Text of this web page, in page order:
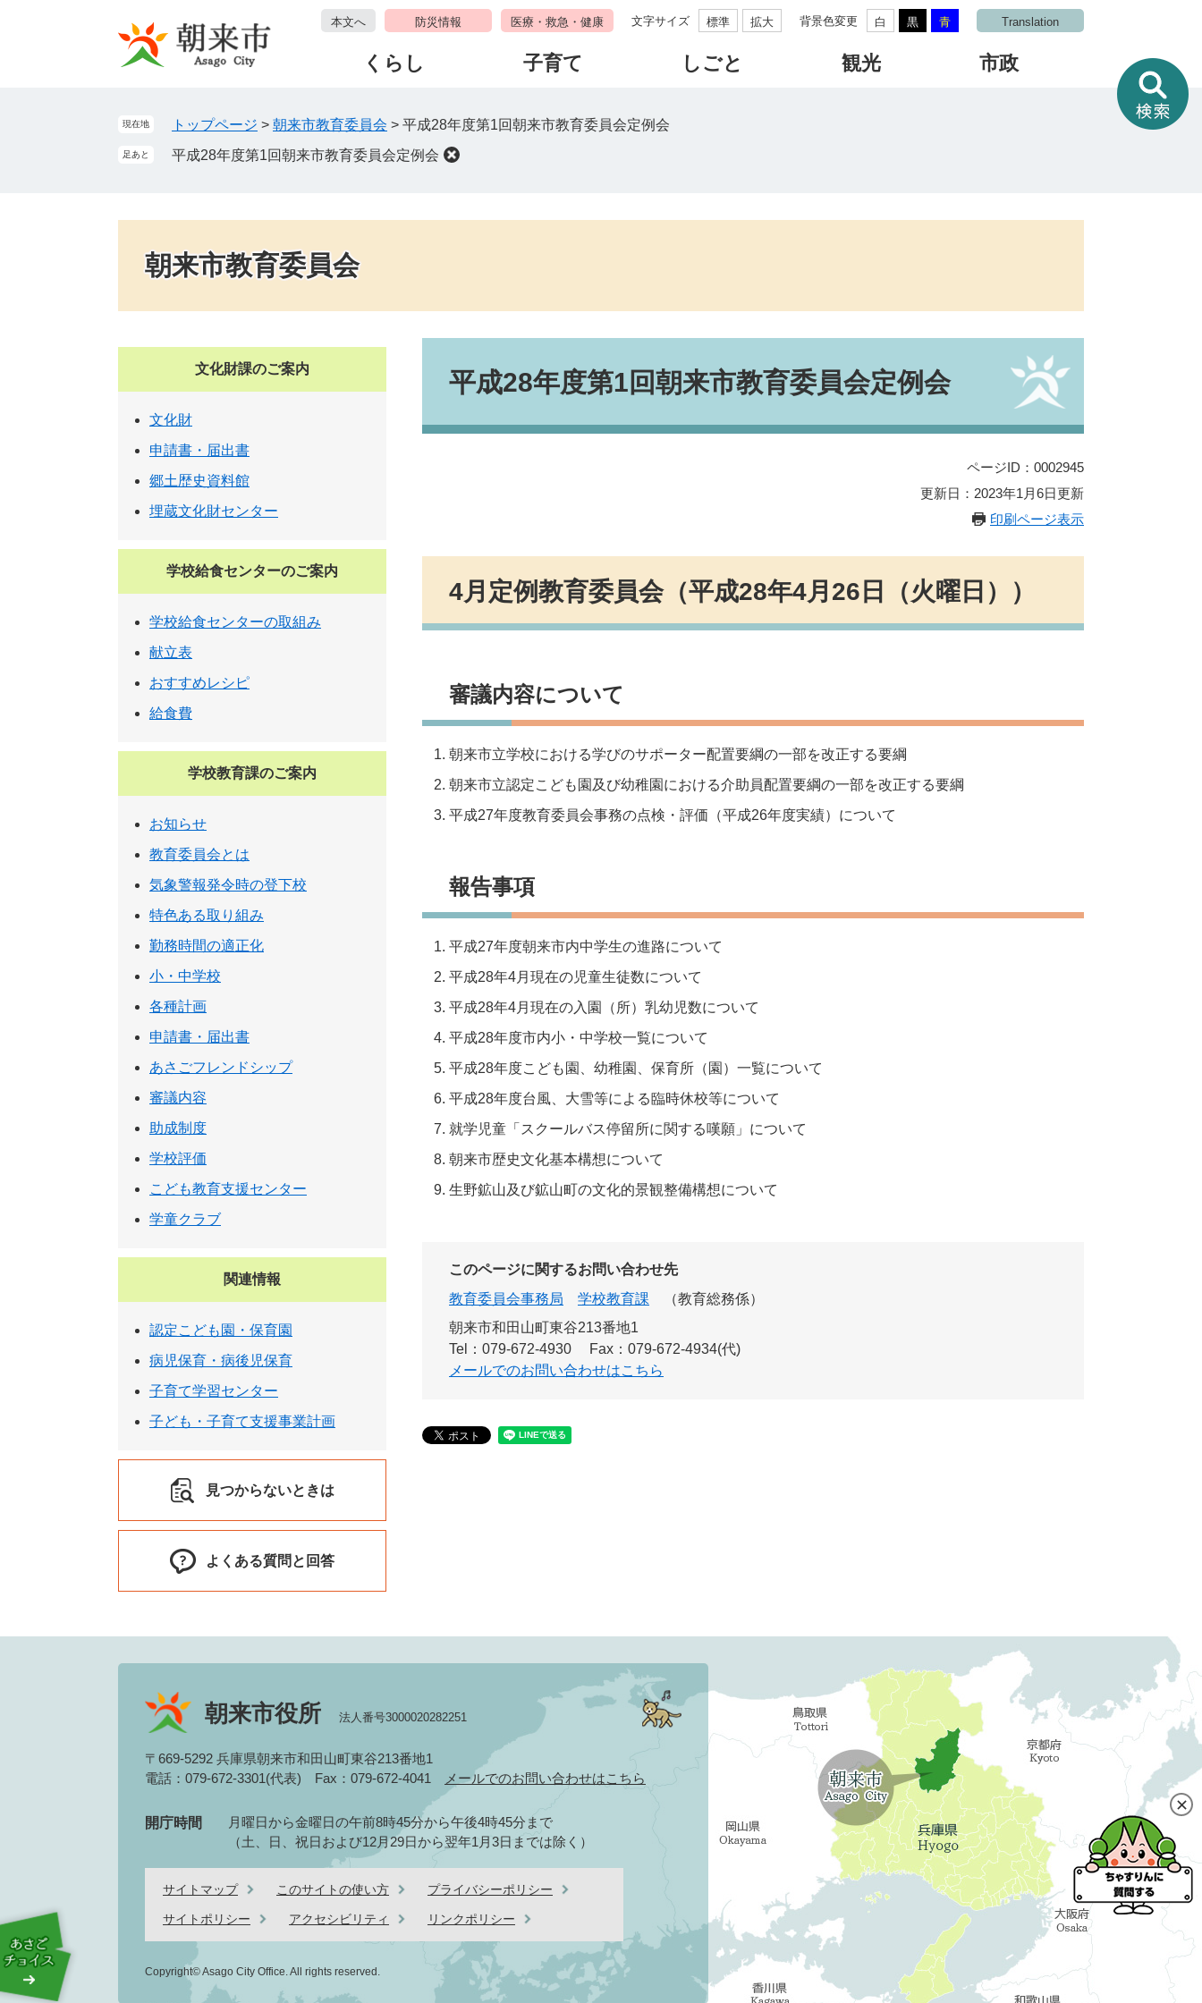
本文へ 防災情報 医療・救急・健康 文字サイズ 標準 拡大 背景色変更 白 黒 青 Translation
くらし 子育て しごと 観光 市政
情
報
を
現在地 トップページ > 朝来市教育委員会 > 平成28年度第1回朝来市教育委員会定例会
足あと 平成28年度第1回朝来市教育委員会定例会
朝来市教育委員会
平成28年度第1回朝来市教育委員会定例会
ページID：0002945
更新日：2023年1月6日更新
印刷ページ表示
4月定例教育委員会（平成28年4月26日（火曜日））
審議内容について
朝来市立学校における学びのサポーター配置要綱の一部を改正する要綱
朝来市立認定こども園及び幼稚園における介助員配置要綱の一部を改正する要綱
平成27年度教育委員会事務の点検・評価（平成26年度実績）について
報告事項
平成27年度朝来市内中学生の進路について
平成28年4月現在の児童生徒数について
平成28年4月現在の入園（所）乳幼児数について
平成28年度市内小・中学校一覧について
平成28年度こども園、幼稚園、保育所（園）一覧について
平成28年度台風、大雪等による臨時休校等について
就学児童「スクールバス停留所に関する嘆願」について
朝来市歴史文化基本構想について
生野鉱山及び鉱山町の文化的景観整備構想について
このページに関するお問い合わせ先
教育委員会事務局
学校教育課
教育総務係
朝来市和田山町東谷213番地1
Tel：079-672-4930
Fax：079-672-4934(代)
メールでのお問い合わせはこちら
文化財課のご案内
文化財
申請書・届出書
郷土歴史資料館
埋蔵文化財センター
学校給食センターのご案内
学校給食センターの取組み
献立表
おすすめレシピ
給食費
学校教育課のご案内
お知らせ
教育委員会とは
気象警報発令時の登下校
特色ある取り組み
勤務時間の適正化
小・中学校
各種計画
申請書・届出書
あさごフレンドシップ
審議内容
助成制度
学校評価
こども教育支援センター
学童クラブ
関連情報
認定こども園・保育園
病児保育・病後児保育
子育て学習センター
子ども・子育て支援事業計画
見つからないときは
よくある質問と回答
朝来市役所 法人番号3000020282251
〒669-5292 兵庫県朝来市和田山町東谷213番地1
電話：079-672-3301(代表) Fax：079-672-4041 メールでのお問い合わせはこちら
開庁時間
月曜日から金曜日の午前8時45分から午後4時45分まで
（土、日、祝日および12月29日から翌年1月3日までは除く）
サイトマップ このサイトの使い方 プライバシーポリシー
サイトポリシー アクセシビリティ リンクポリシー
Copyright© Asago City Office. All rights reserved.